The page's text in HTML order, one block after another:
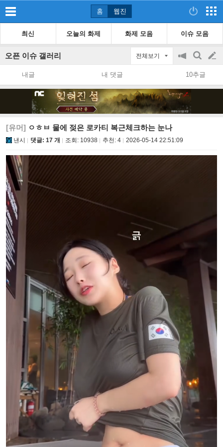
홈 웹진
최신 오늘의 화제 화제 모음 이슈 모음
오픈 이슈 갤러리 전체보기
공
지
on/off
검
색
글
쓰
내글 내 댓글 10추글
[유머] ㅇㅎㅂ 물에 젖은 로카티 복근체크하는 눈나
낸시 댓글: 17 개 조회: 10938 추천: 4 2026-05-14 22:51:09